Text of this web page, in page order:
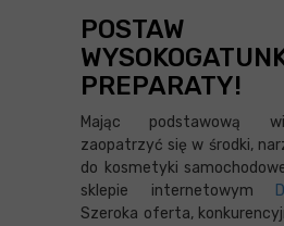
PREPARATY!
Mając podstawową
zaopatrzyć się w środki,
do kosmetyki
sklepie internetowym
Szeroka oferta,